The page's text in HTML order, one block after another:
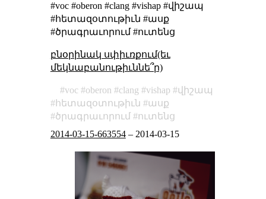
#voc #oberon #clang #vishap #վիշապ
#հետազօտութիւն #ասք
#ծրագրաւորում #ուտենց
բնօրինակ սփիւռքում(եւ
մեկնաբանութիւննե՞ր)
voc oberon clang vishap
վիշապ
հետազօտութիւն
ասք
ծրագրաւորում
ուտենց
2014-03-15-663554– 2014-03-15